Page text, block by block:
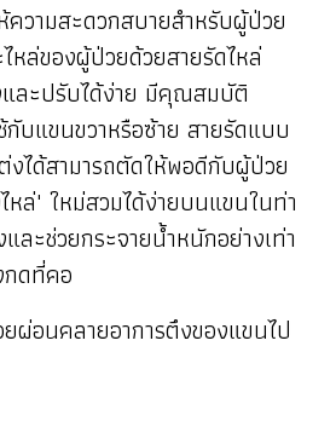
วามสะดวกสบายสำหรับผู้ป่วย
หล่ของผู้ป่วยด้วยสายรัดไหล่
ละปรับได้ง่าย มีคุณสมบัติ
กับแขนขวาหรือซ้าย สายรัดแบบ
ได้สามารถตัดให้พอดีกับผู้ป่วย
หล่' ใหม่สวมได้ง่ายบนแขนในท่า
ละช่วยกระจายน้ำหนักอย่างเท่า
กดที่คอ
อนคลายอาการตึงของแขนไป